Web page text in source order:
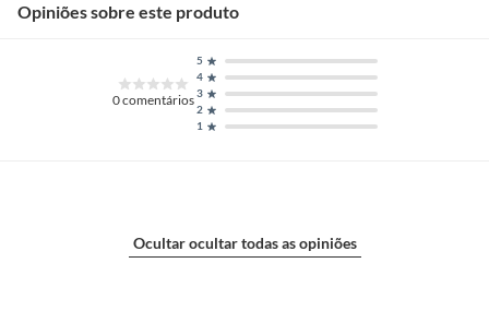
Opiniões sobre este produto
0comentários
1
2
3
4
5
Ocultar ocultar todas as opiniões